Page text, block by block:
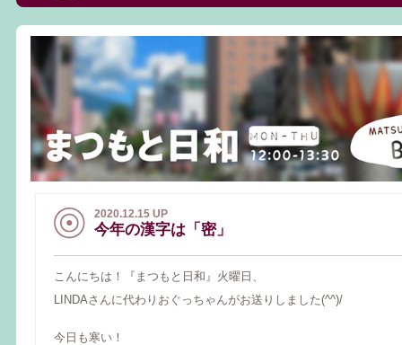
2020.12.15 UP
今年の漢字は「密」
こんにちは！『まつもと日和』火曜日、
LINDAさんに代わりおぐっちゃんがお送りしました(^^)/
今日も寒い！